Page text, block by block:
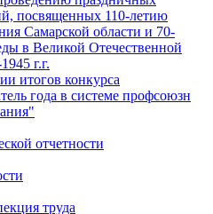
посвященных 110-летию
Самарской области и 70-
в Великой Отечественной
г.г.
итогов конкурса
года в системе профсоюзн
отчетности
труда